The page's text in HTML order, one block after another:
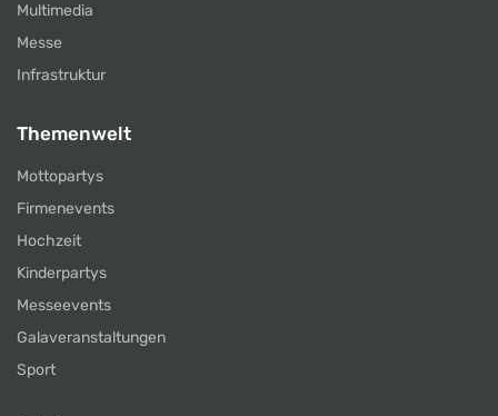
Multimedia
Messe
Infrastruktur
Themenwelt
Mottopartys
Firmenevents
Hochzeit
Kinderpartys
Messeevents
Galaveranstaltungen
Sport